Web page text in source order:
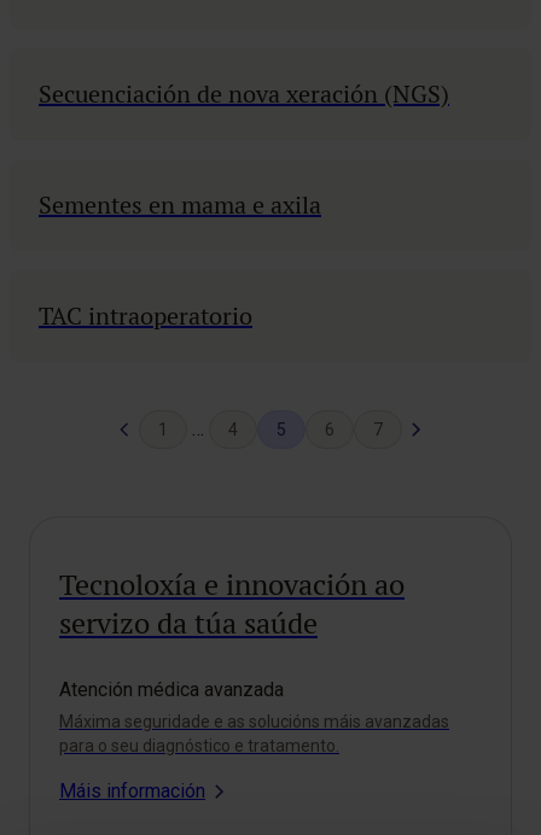
Secuenciación de nova xeración (NGS)
Sementes en mama e axila
TAC intraoperatorio
1 … 4 5 6 7
seguinte
Tecnoloxía e innovación ao
servizo da túa saúde
Atención médica avanzada
Máxima seguridade e as solucións máis avanzadas
para o seu diagnóstico e tratamento.
Máis información